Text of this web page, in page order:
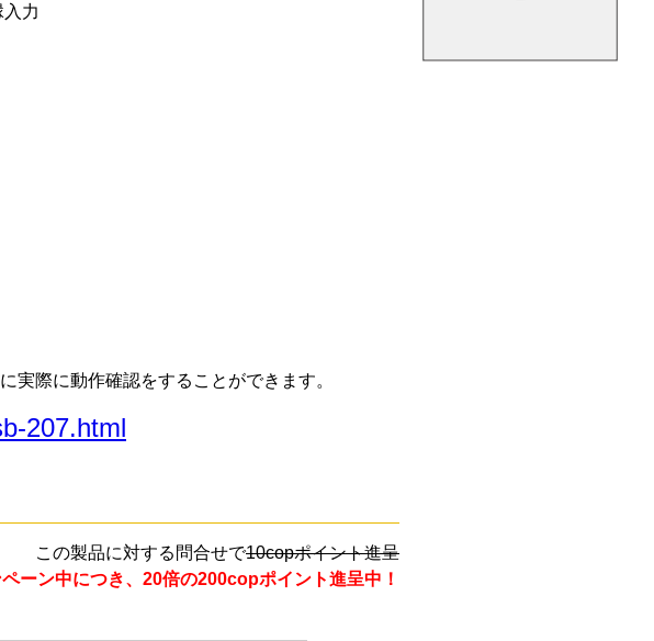
力
実際に動作確認をすることができます。
207.html
この製品に対する問合せで10copポイント進呈
ーン中につき、20倍の200copポイント進呈中！